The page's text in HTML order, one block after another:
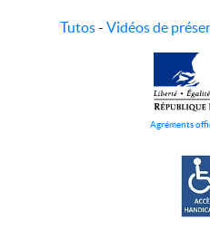
Tutos- Vidéos de
Agréments